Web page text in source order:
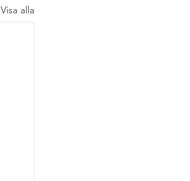
Visa alla